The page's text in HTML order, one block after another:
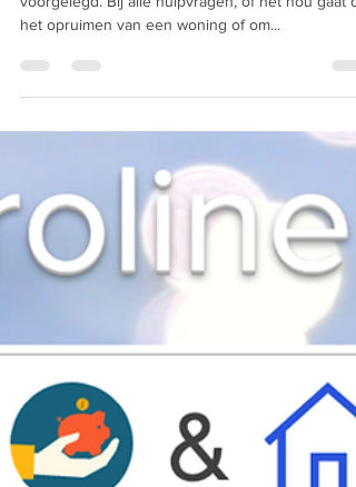
cbiersteker
29 jun 2022
3 minuten om te lezen
“Waar gaat het mis??”
voorgelegd. Bij alle hulpvragen, of het nou gaat